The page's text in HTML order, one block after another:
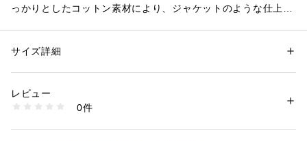
っかりとしたコットン素材により、ジャケットのような仕上が
います。
ご了承下さい。
性別：レディース
素材：コットン100%
商品番号：
52254194475 （ショップ）
サイズ詳細
レビュー
0件